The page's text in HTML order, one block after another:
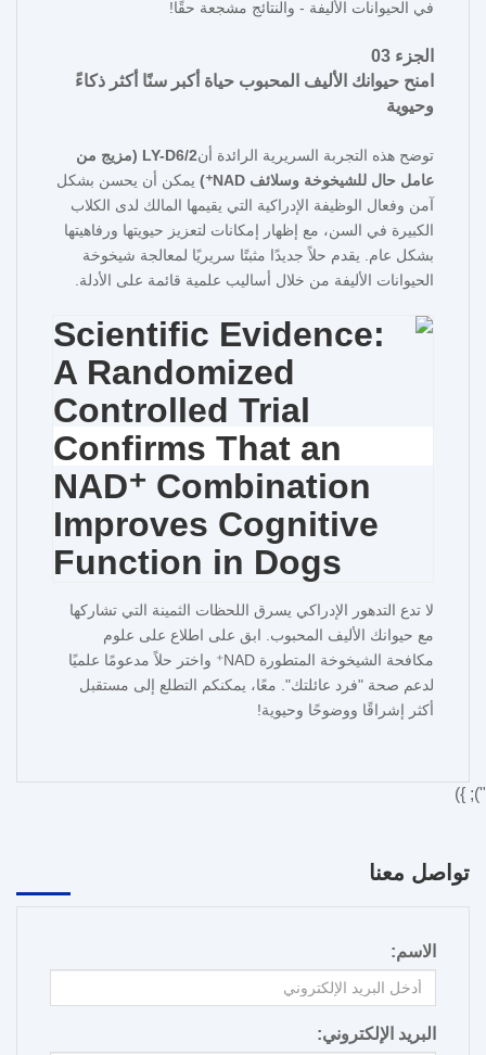
في الحيوانات الأليفة - والنتائج مشجعة حقًا!
الجزء 03
امنح حيوانك الأليف المحبوب حياة أكبر سنًا أكثر ذكاءً
وحيوية
توضح هذه التجربة السريرية الرائدة أن
LY-D6/2 (مزيج من
عامل حال للشيخوخة وسلائف NAD⁺)
يمكن أن يحسن بشكل
آمن وفعال الوظيفة الإدراكية التي يقيمها المالك لدى الكلاب
الكبيرة في السن، مع إظهار إمكانات لتعزيز حيويتها ورفاهيتها
بشكل عام. يقدم حلاً جديدًا مثبتًا سريريًا لمعالجة شيخوخة
الحيوانات الأليفة من خلال أساليب علمية قائمة على الأدلة.
لا تدع التدهور الإدراكي يسرق اللحظات الثمينة التي تشاركها
مع حيوانك الأليف المحبوب. ابق على اطلاع على علوم
مكافحة الشيخوخة المتطورة NAD⁺ واختر حلاً مدعومًا علميًا
لدعم صحة "فرد عائلتك". معًا، يمكنكم التطلع إلى مستقبل
أكثر إشراقًا ووضوحًا وحيوية!
"); })
تواصل معنا
الاسم:
البريد الإلكتروني: